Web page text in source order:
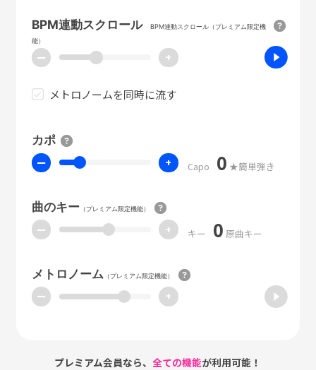
BPM連動スクロール
BPM連動スクロール（プレミアム限定機
能）
ー +
メトロノームを同時に流す
カポ
ー + Capo 0 ★簡単弾き
曲のキー（プレミアム限定機能）
ー + キー 0 原曲キー
メトロノーム （プレミアム限定機能）
ー +
プレミアム会員なら、全ての機能が利用可能！